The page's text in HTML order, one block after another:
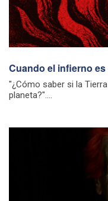
Cuando el infierno
"¿Cómo saber si la
planeta?"....